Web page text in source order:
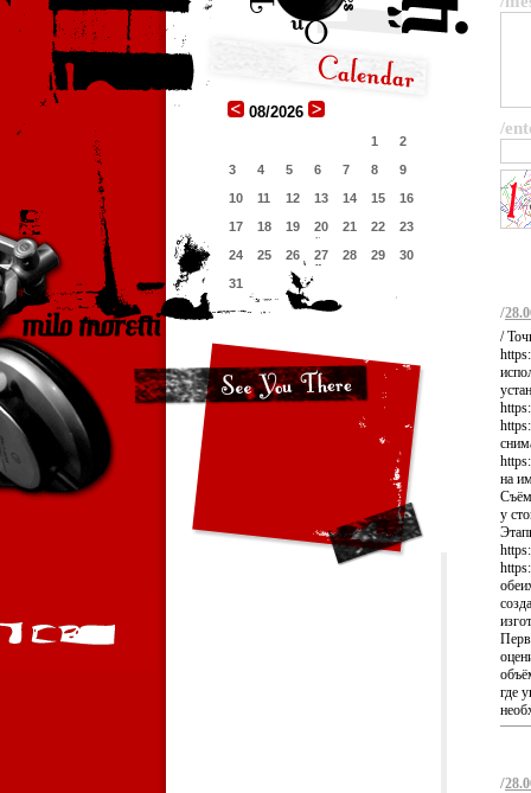
08/2026
1
2
3
4 5 6 7 8
9
10
11 12 13 14 15
16
17
18 19 20 21 22
23
24
25 26 27 28 29
30
31
/
/
/
на
у
где
/